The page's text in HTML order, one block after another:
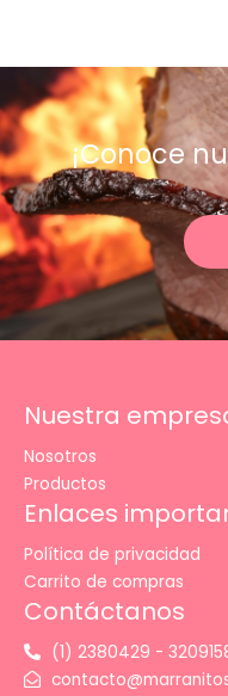
¡Conoce
Nuestra
Nosotros
Productos
Enlaces
Política de privacidad
Carrito de compras
Contáctanos
(1) 2380429 -